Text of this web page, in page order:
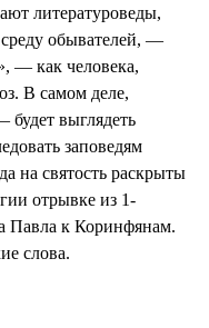
литературоведы,
обывателей, —
— как человека,
В самом деле,
выглядеть
заповедям
на святость раскрыты
отрывке из 1-
Павла к Коринфянам.
слова.